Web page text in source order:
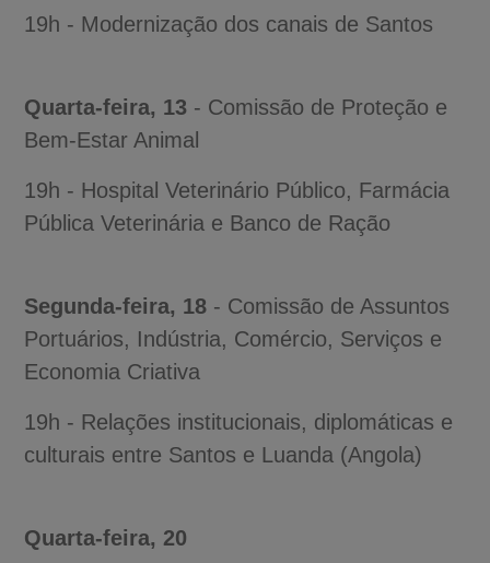
19h - Modernização dos canais de Santos
Quarta-feira, 13 - Comissão de Proteção e
Bem-Estar Animal
19h - Hospital Veterinário Público, Farmácia
Pública Veterinária e Banco de Ração
Segunda-feira, 18 - Comissão de Assuntos
Portuários, Indústria, Comércio, Serviços e
Economia Criativa
19h - Relações institucionais, diplomáticas e
culturais entre Santos e Luanda (Angola)
Quarta-feira, 20